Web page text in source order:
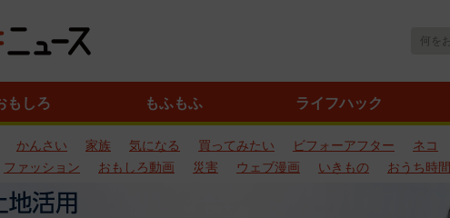
もしろ もふもふ ライフハック
かんさい 家族 気になる 買ってみたい ビフォーアフター ネコ
ファッション おもしろ動画 災害 ウェブ漫画 いきもの おうち時間